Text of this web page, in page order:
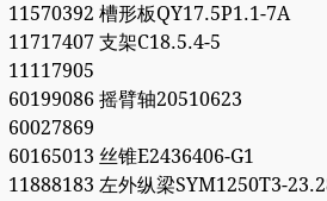
11570392 槽形板QY17.5P1.1-7A
11717407 支架C18.5.4-5
11117905
60199086 摇臂轴20510623
60027869
60165013 丝锥E2436406-G1
11888183 左外纵梁SYM1250T3-